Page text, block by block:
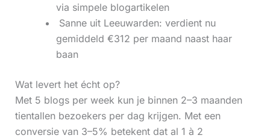
via simpele blogartikelen
‍ Sanne uit Leeuwarden: verdient nu
gemiddeld €312 per maand naast haar
baan
Wat levert het écht op?
Met 5 blogs per week kun je binnen 2–3 maanden
tientallen bezoekers per dag krijgen. Met een
conversie van 3–5% betekent dat al 1 à 2